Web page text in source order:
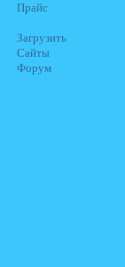
Прайс
Загрузить
Сайты
Форум